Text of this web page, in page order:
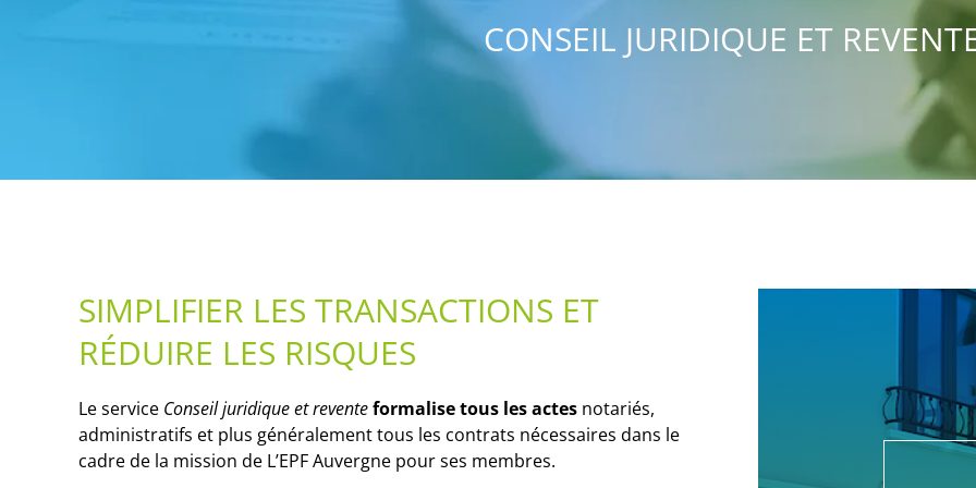
CONSEIL JURIDIQUE ET
SIMPLIFIER LES TRANSACTIONS ET
RÉDUIRE LES RISQUES
Le service Conseil juridique et reventeformalise tous les actes notariés,
administratifs et plus généralement tous les contrats nécessaires dans le
cadre de la mission de L’EPF Auvergne pour ses membres.